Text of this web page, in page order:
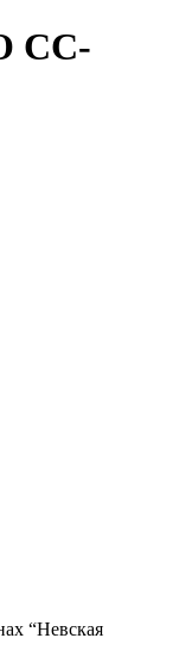
CC-
“Невская